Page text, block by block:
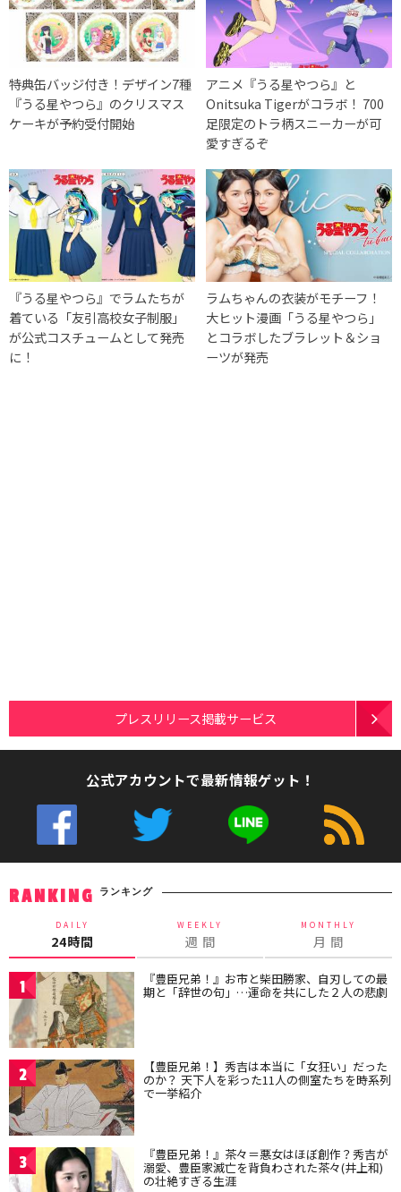
特典缶バッジ付き！デザイン7種
『うる星やつら』のクリスマス
ケーキが予約受付開始
アニメ『うる星やつら』と
Onitsuka Tigerがコラボ！ 700
足限定のトラ柄スニーカーが可
愛すぎるぞ
『うる星やつら』でラムたちが
着ている「友引高校女子制服」
が公式コスチュームとして発売
に！
ラムちゃんの衣装がモチーフ！
大ヒット漫画「うる星やつら」
とコラボしたブラレット＆ショ
ーツが発売
プレスリリース掲載サービス
公式アカウントで最新情報ゲット！
RANKING ランキング
DAILY
24時間
WEEKLY
週 間
MONTHLY
月 間
1 『豊臣兄弟！』お市と柴田勝家、自刃しての最
期と「辞世の句」…運命を共にした２人の悲劇
2 【豊臣兄弟！】秀吉は本当に「女狂い」だった
のか？ 天下人を彩った11人の側室たちを時系列
で一挙紹介
3 『豊臣兄弟！』茶々＝悪女はほぼ創作？秀吉が
溺愛、豊臣家滅亡を背負わされた茶々(井上和)
の壮絶すぎる生涯